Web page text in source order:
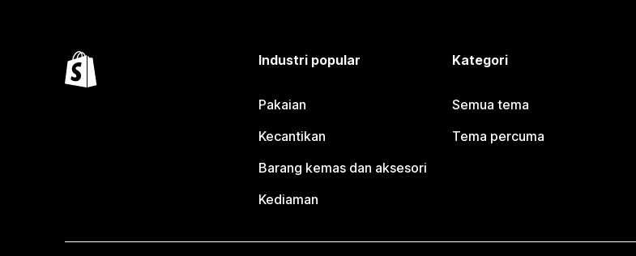
Industri popular
Pakaian
Kecantikan
Barang kemas dan aksesori
Kediaman
Kategori
Semua tema
Tema percuma